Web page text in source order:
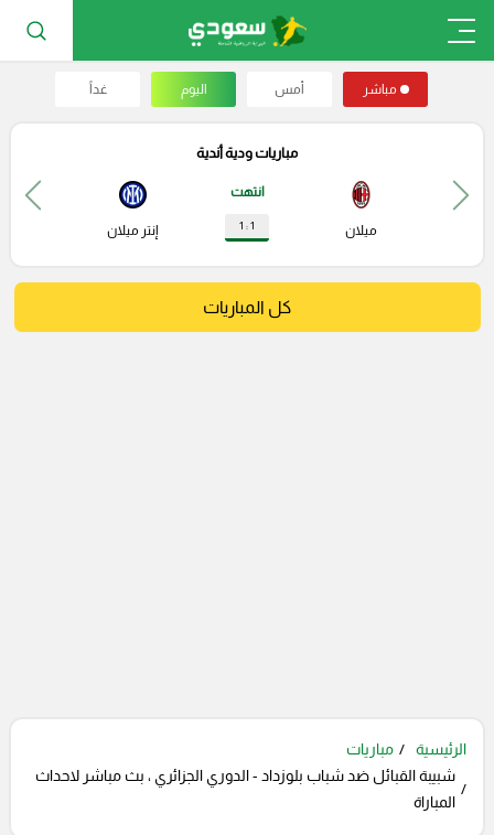
مباشر أمس اليوم غداً
مباريات ودية أندية
ميلان
انتهت
1 : 1 إنتر ميلان
كل المباريات
الرئيسية
مباريات
شبيبة القبائل ضد شباب بلوزداد - الدوري الجزائري ، بث مباشر لاحداث
المباراة